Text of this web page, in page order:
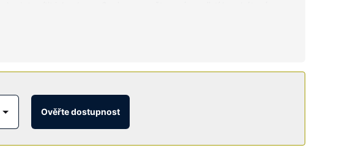
užitečné vybavení a služby: psací stůl, kávovar/čajovar a telefon
několika jazyků. Přímo v areálu je hostům k dispozici samostatné
Ověřte dostupnost